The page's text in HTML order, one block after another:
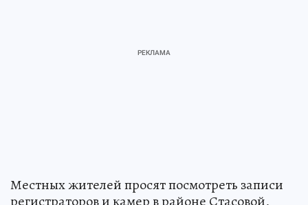
Местных жителей просят посмотреть записи